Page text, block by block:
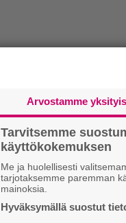
Arvostamme
Tarvitsemme
käyttökokemuksen
Me ja huolellisesti
tarjotaksemme paremman
mainoksia.
Hyväksymällä suostut